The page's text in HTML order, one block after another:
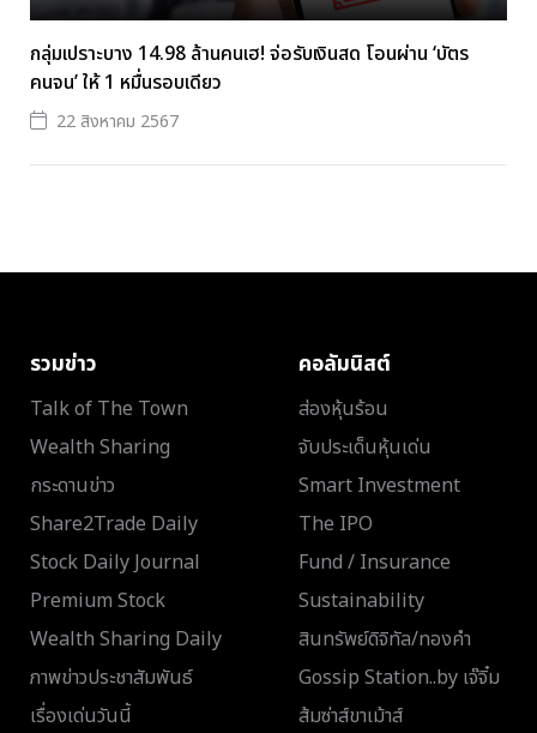
กลุ่มเปราะบาง 14.98 ล้านคนเฮ! จ่อรับเงินสด โอนผ่าน ‘บัตร
คนจน’ ให้ 1 หมื่นรอบเดียว
22 สิงหาคม 2567
รวมข่าว
Talk of The Town
Wealth Sharing
กระดานข่าว
Share2Trade Daily
Stock Daily Journal
Premium Stock
Wealth Sharing Daily
ภาพข่าวประชาสัมพันธ์
เรื่องเด่นวันนี้
คอลัมนิสต์
ส่องหุ้นร้อน
จับประเด็นหุ้นเด่น
Smart Investment
The IPO
Fund / Insurance
Sustainability
สินทรัพย์ดิจิทัล/ทองคำ
Gossip Station..by เจ๊จิ๋ม
ส้มซ่าส์ขาเม้าส์